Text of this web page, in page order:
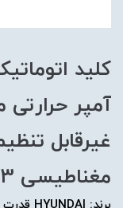
آمپر
غیرقابل
مغناطیسی 3 پل